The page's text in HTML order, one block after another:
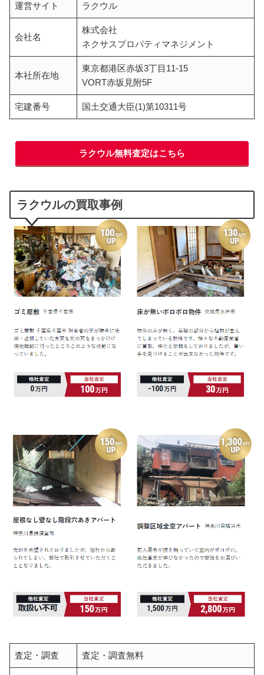
運営サイト ラクウル
会社名
株式会社
ネクサスプロパティマネジメント
本社所在地
東京都港区赤坂3丁目11-15
VORT赤坂見附5F
宅建番号 国土交通大臣(1)第10311号
ラクウル無料査定はこちら
ラクウルの買取事例
査定・調査 査定・調査無料